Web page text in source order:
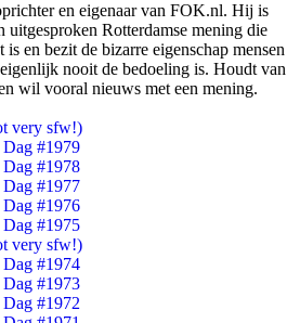
en eigenaar van FOK.nl. Hij is
uitgesproken Rotterdamse mening die
en bezit de bizarre eigenschap mensen
nooit de bedoeling is. Houdt van
wil vooral nieuws met een mening.
very sfw!)
Dag #1979
Dag #1978
Dag #1977
Dag #1976
Dag #1975
very sfw!)
Dag #1974
Dag #1973
#1972